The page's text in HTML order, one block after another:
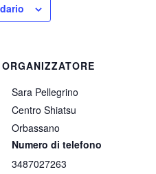
ORGANIZZATORE
Sara Pellegrino
Centro Shiatsu
Orbassano
Numero di telefono
3487027263